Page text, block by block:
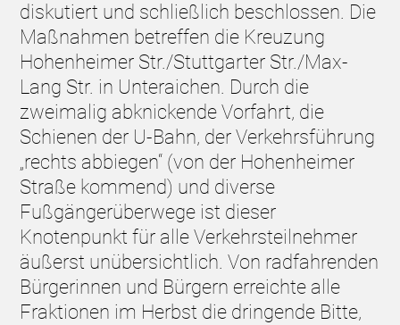
diskutiert und schließlich beschlossen. Die
Maßnahmen betreffen die Kreuzung
Hohenheimer Str./Stuttgarter Str./Max-
Lang Str. in Unteraichen. Durch die
zweimalig abknickende Vorfahrt, die
Schienen der U-Bahn, der Verkehrsführung
„rechts abbiegen“ (von der Hohenheimer
Straße kommend) und diverse
Fußgängerüberwege ist dieser
Knotenpunkt für alle Verkehrsteilnehmer
äußerst unübersichtlich. Von radfahrenden
Bürgerinnen und Bürgern erreichte alle
Fraktionen im Herbst die dringende Bitte,